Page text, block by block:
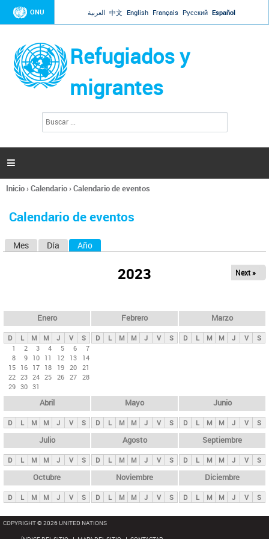
Jump to navigation
ONU العربية 中文 English Français Русский Español
Refugiados y
migrantes
l
d
s

Se
usted
Inicio›Calendario›Calendario de eventos
Calendario de eventos
s
p
n
i
p
a
l
s
Mes Día Año
2023 Next »
Enero
D L M M J V
S
1
2 3 4 5 6
7
8
9 10 11 12 13
14
15 16 17 18 19 20 21
22 23 24 25 26 27 28
29 30 31
Febrero
D L M M J V S
Marzo
D L M M J V S
Abril
D L M M J V S
Mayo
D L M M J V S
Junio
D L M M J V S
Julio
D L M M J V S
Agosto
D L M M J V S
Septiembre
D L M M J V S
Octubre
D L M M J V S
Noviembre
D L M M J V S
Diciembre
D L M M J V S
COPYRIGHT © 2026 UNITED NATIONS